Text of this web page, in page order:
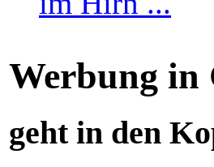
Werbung in
geht in den